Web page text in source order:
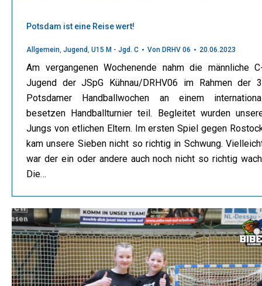
Potsdam ist eine Reise wert!
Allgemein, Jugend, U15 M - Jgd. C Von DRHV 06 20.06.2023
Am vergangenen Wochenende nahm die männliche
Jugend der JSpG Kühnau/DRHV06 im Rahmen der
Potsdamer Handballwochen an einem
besetzen Handballturnier teil. Begleitet wurden
Jungs von etlichen Eltern. Im ersten Spiel gegen
kam unsere Sieben nicht so richtig in Schwung.
war der ein oder andere auch noch nicht so richtig
Die…